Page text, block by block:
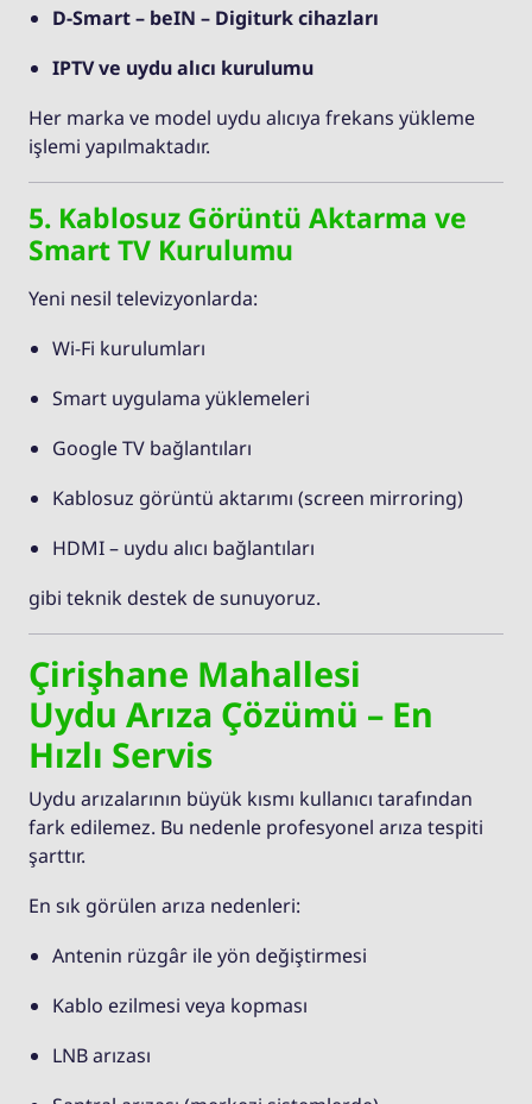
D-Smart – beIN – Digiturk cihazları
IPTV ve uydu alıcı kurulumu
Her marka ve model uydu alıcıya frekans yükleme
işlemi yapılmaktadır.
5. Kablosuz Görüntü Aktarma ve
Smart TV Kurulumu
Yeni nesil televizyonlarda:
Wi-Fi kurulumları
Smart uygulama yüklemeleri
Google TV bağlantıları
Kablosuz görüntü aktarımı (screen mirroring)
HDMI – uydu alıcı bağlantıları
gibi teknik destek de sunuyoruz.
Çirişhane Mahallesi
Uydu Arıza Çözümü – En
Hızlı Servis
Uydu arızalarının büyük kısmı kullanıcı tarafından
fark edilemez. Bu nedenle profesyonel arıza tespiti
şarttır.
En sık görülen arıza nedenleri:
Antenin rüzgâr ile yön değiştirmesi
Kablo ezilmesi veya kopması
LNB arızası